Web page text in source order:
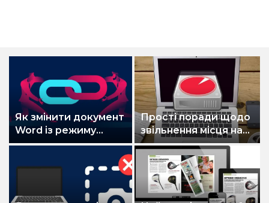
Як змінити документ
Word із режиму
лише для читання на
Прості поради щодо
звільнення місця на
вашому Mac